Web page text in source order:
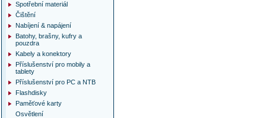
Spotřební materiál
Čištění
Nabíjení & napájení
Batohy, brašny, kufry a
pouzdra
Kabely a konektory
Příslušenství pro mobily a
tablety
Příslušenství pro PC a NTB
Flashdisky
Paměťové karty
Osvětlení